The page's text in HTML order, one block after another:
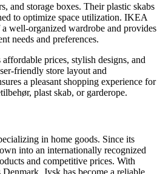
and storage boxes. Their plastic skabs
to optimize space utilization. IKEA
well-organized wardrobe and provides
needs and preferences.
prices, stylish designs, and
friendly store layout and
a pleasant shopping experience for
plast skab, or garderope.
in home goods. Since its
into an internationally recognized
and competitive prices. With